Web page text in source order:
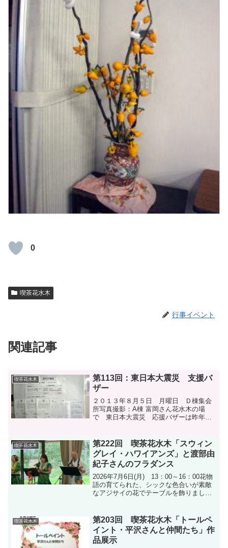
0
喫茶花水木
行事イベント
関連記事
喫茶花水木
第113回：東日本大震災 支援バ
ザー
２０１３年８月５日 月曜日 Ｄ棟集会
所写真撮影：A棟 富岡さん花水木の場
で 東日本大震災 応援バザーは昨年
が、まだ 多くの問題が残されておりま
す。被災者の痛みが少し...
喫茶花水木
第222回 喫茶花水木「スウィン
グレイ・ハワイアンズ」と渡部由
紀子さんのフラダンス
2026年7月6日(月) 13：00～16：00花物
語の育てられた、シックな色合いが素敵
なアジサイの花でテーブルを飾りまし
ーカルとウクレレ担当。オープニングは
「カイマナ...
喫茶花水木
第203回 喫茶花水木「トールペ
イント・平沢さんと仲間たち」作
品展示